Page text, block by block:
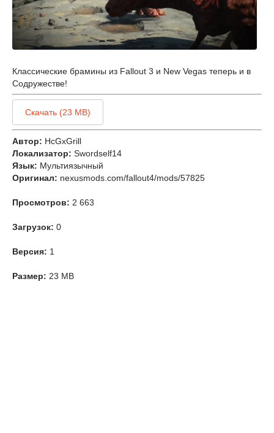
Классические брамины из Fallout 3 и New Vegas теперь и в
Содружестве!
Скачать (23 MB)
Автор: HcGxGrill
Локализатор: Swordself14
Язык: Мультиязычный
Оригинал: nexusmods.com/fallout4/mods/57825
Просмотров: 2 663
Загрузок: 0
Версия: 1
Размер: 23 MB